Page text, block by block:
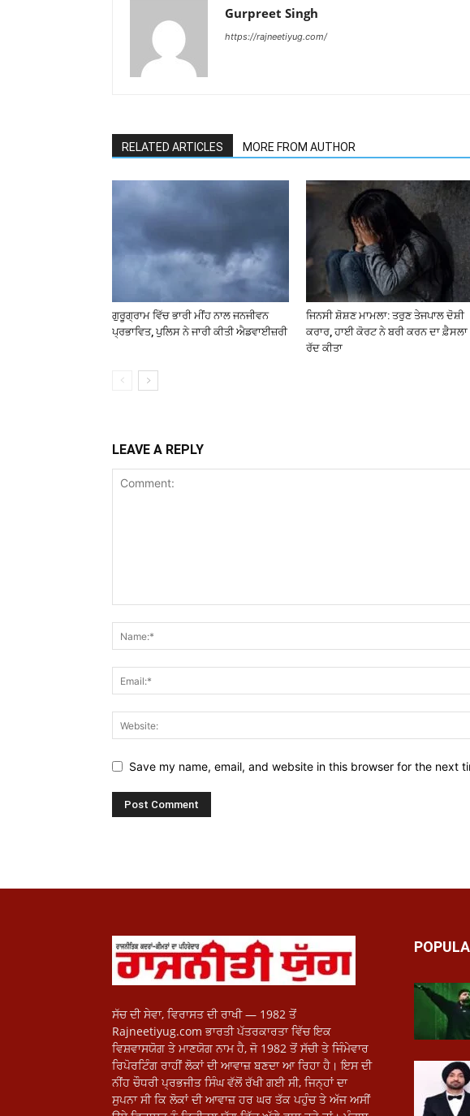
Gurpreet Singh
https://rajneetiyug.com/
RELATED ARTICLES MORE FROM AUTHOR
ਗੁਰੂਗ੍ਰਾਮ ਵਿੱਚ ਭਾਰੀ ਮੀਂਹ ਨਾਲ ਜਨਜੀਵਨ
ਪ੍ਰਭਾਵਿਤ, ਪੁਲਿਸ ਨੇ ਜਾਰੀ ਕੀਤੀ ਐਡਵਾਈਜ਼ਰੀ
ਜਿਨਸੀ ਸ਼ੋਸ਼ਣ ਮਾਮਲਾ: ਤਰੁਣ ਤੇਜਪਾਲ ਦੋਸ਼ੀ
ਕਰਾਰ, ਹਾਈ ਕੋਰਟ ਨੇ ਬਰੀ ਕਰਨ ਦਾ ਫ਼ੈਸਲਾ
ਰੱਦ ਕੀਤਾ
LEAVE A REPLY
Save my name, email, and website in this browser for the next
ਸੱਚ ਦੀ ਸੇਵਾ, ਵਿਰਾਸਤ ਦੀ ਰਾਖੀ — 1982 ਤੋਂ
Rajneetiyug.com ਭਾਰਤੀ ਪੱਤਰਕਾਰਤਾ ਵਿੱਚ ਇਕ
ਵਿਸ਼ਵਾਸਯੋਗ ਤੇ ਮਾਣਯੋਗ ਨਾਮ ਹੈ, ਜੋ 1982 ਤੋਂ ਸੱਚੀ ਤੇ ਜਿੰਮੇਵਾਰ
ਰਿਪੋਰਟਿੰਗ ਰਾਹੀਂ ਲੋਕਾਂ ਦੀ ਆਵਾਜ਼ ਬਣਦਾ ਆ ਰਿਹਾ ਹੈ। ਇਸ ਦੀ
ਨੀਂਹ ਚੌਧਰੀ ਪ੍ਰਭਜੀਤ ਸਿੰਘ ਵੱਲੋਂ ਰੱਖੀ ਗਈ ਸੀ, ਜਿਨ੍ਹਾਂ ਦਾ
ਸੁਪਨਾ ਸੀ ਕਿ ਲੋਕਾਂ ਦੀ ਆਵਾਜ਼ ਹਰ ਘਰ ਤੱਕ ਪਹੁੰਚ ਤੇ ਅੱਜ ਅਸੀਂ